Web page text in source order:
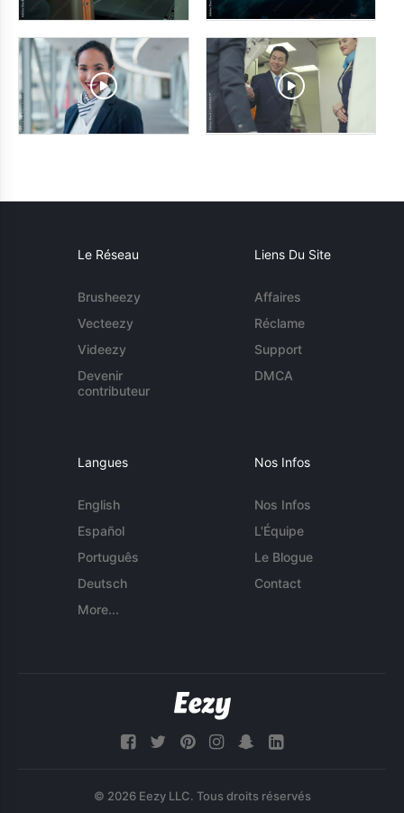
Le Réseau
Brusheezy
Vecteezy
Videezy
Devenir
contributeur
Liens Du Site
Affaires
Réclame
Support
DMCA
Langues
English
Español
Português
Deutsch
More...
Nos Infos
Nos Infos
L'Équipe
Le Blogue
Contact
© 2026 Eezy LLC. Tous droits réservés